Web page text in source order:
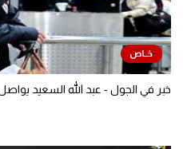
خبر في الجول - عبد الله السعيد